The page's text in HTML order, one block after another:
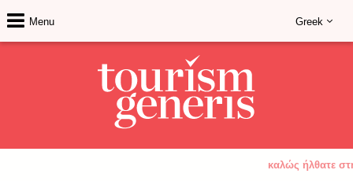
καλώς ήλθατε
Menu Greek